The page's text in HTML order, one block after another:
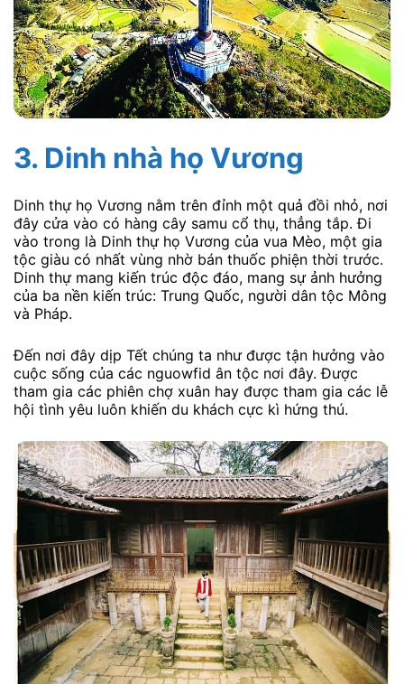
3. Dinh nhà họ Vương
Dinh thự họ Vương nằm trên đỉnh một quả đồi nhỏ, nơi
đây cửa vào có hàng cây samu cổ thụ, thẳng tắp. Đi
vào trong là Dinh thự họ Vương của vua Mèo, một gia
tộc giàu có nhất vùng nhờ bán thuốc phiện thời trước.
Dinh thự mang kiến trúc độc đáo, mang sự ảnh hưởng
của ba nền kiến trúc: Trung Quốc, người dân tộc Mông
và Pháp.
Đến nơi đây dịp Tết chúng ta như được tận hưởng vào
cuộc sống của các nguowfid ân tộc nơi đây. Được
tham gia các phiên chợ xuân hay được tham gia các lễ
hội tình yêu luôn khiến du khách cực kì hứng thú.